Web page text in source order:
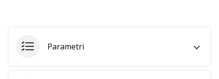
Mostra
articoli
Parametri